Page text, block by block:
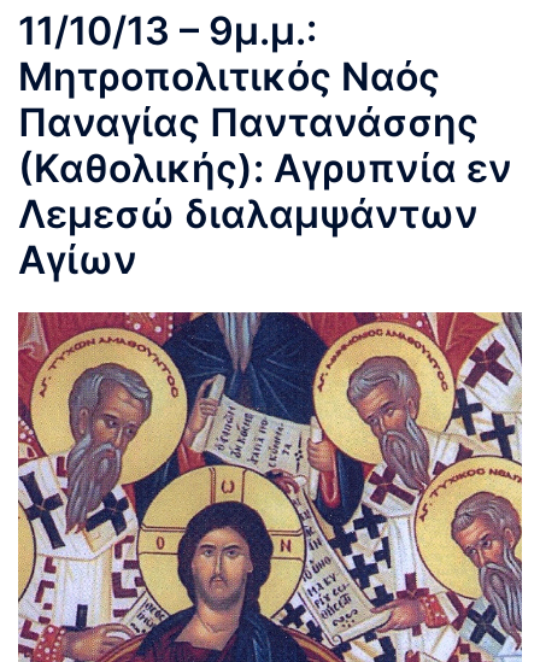
11/10/13 – 9μ.μ.:
Μητροπολιτικός Ναός
Παναγίας Παντανάσσης
(Καθολικής): Αγρυπνία εν
Λεμεσώ διαλαμψάντων
Αγίων